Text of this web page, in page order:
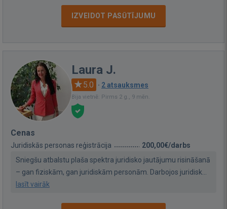
IZVEIDOT PASŪTĪJUMU
Laura J.
5.0 · 2 atsauksmes
Bija vietnē: Pirms 2 g., 9 mēn.
Cenas
Juridiskās personas reģistrācija
200,00€/darbs
Sniegšu atbalstu plaša spektra juridisko jautājumu risināšanā
– gan fiziskām, gan juridiskām personām. Darbojos juridisk...
lasīt vairāk